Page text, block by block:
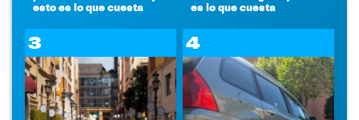
esto es lo que cuesta
es lo que cuesta
3 4